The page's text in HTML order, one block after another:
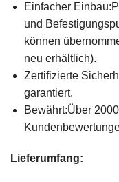
Einfacher
und
können
neu erhältlich).
Zertifizierte
garantiert.
Bewährt:Über
Lieferumfang: